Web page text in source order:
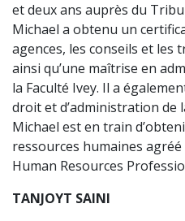
et deux ans auprès du
Michael a obtenu un
agences, les conseils et
ainsi qu’une maîtrise en
la Faculté Ivey. Il a
droit et d’administration de
Michael est en train
ressources humaines agréé
Human Resources
TANJOYT SAINI